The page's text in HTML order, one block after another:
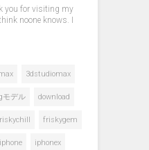
you for visiting my
noone knows. I
3dstudiomax
モデル download
friskygem
iphone iphonex